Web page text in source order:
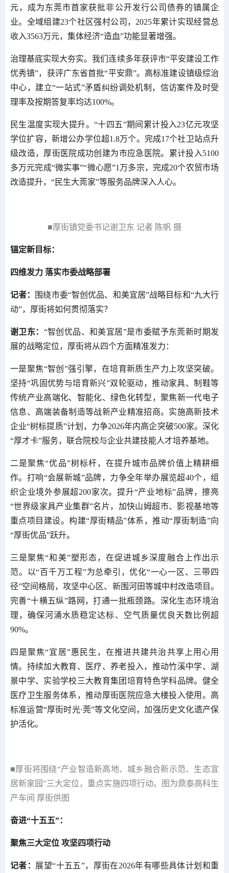
元，成为东莞市首家获批非公开发行公司债券的镇属企
业。全域组建23个社区强村公司，2025年累计实现经营总
收入3563万元，集体经济“造血”功能显著增强。
治理基底实现大夯实。我们连续多年获评市“平安建设工作
优秀镇”，获评广东省首批“平安鼎”。高标准建设镇级综治
中心，建立“一站式”矛盾纠纷调处机制，信访案件及时受
理率及按期答复率均达100%。
民生温度实现大提升。“十四五”期间累计投入23亿元攻坚
学位扩容，新增公办学位超1.8万个。完成17个社卫站点升
级改造，厚街医院成功创建为市应急医院。累计投入5100
多万元完成“微实事”“微心愿”1万多宗，完成20个农贸市场
改造提升，“民生大莞家”等服务品牌深入人心。
■厚街镇党委书记谢卫东 记者 陈帆 摄
锚定新目标：
四维发力 落实市委战略部署
记者：
围绕市委“智创优品、和美宜居”战略目标和“九大行
动”，厚街将如何贯彻落实？
谢卫东： “智创优品、和美宜居”是市委赋予东莞新时期发
展的战略定位，厚街将从四个方面精准发力：
一是聚焦“智创”强引擎，在培育新质生产力上攻坚突破。
坚持“巩固优势与培育新兴”双轮驱动，推动家具、制鞋等
传统产业高端化、智能化、绿色化转型，聚焦新一代电子
信息、高端装备制造等战新产业精准招商。实施高新技术
企业“树标提质”计划，力争2026年内高企突破500家。深化
“厚才卡”服务，联合院校与企业共建技能人才培养基地。
二是聚焦“优品”树标杆，在提升城市品牌价值上精耕细
作。打响“会展新城”品牌，力争全年举办展览超40个，组
织企业境外参展超200家次。提升“产业地标”品牌，擦亮
“世界级家具产业集群”名片，加快山姆超市、影视基地等
重点项目建设。构建“厚街精品”体系，推动“厚街制造”向
“厚街优品”跃升。
三是聚焦“和美”塑形态，在促进城乡深度融合上作出示
范。以“百千万工程”为总牵引，优化“一心一区、三带四
径”空间格局，攻坚中心区、新围河田等城中村改造项目。
完善“十横五纵”路网，打通一批瓶颈路。深化生态环境治
理，确保河涌水质稳定达标、空气质量优良天数比例超
90%。
四是聚焦“宜居”惠民生，在推进共建共治共享上用心用
情。持续加大教育、医疗、养老投入，推动竹溪中学、湖
景中学、实验学校三大教育集团培育特色学科品牌。健全
医疗卫生服务体系，推动厚街医院应急大楼投入使用。高
标准运营“厚街时光·莞”等文化空间，加强历史文化遗产保
护活化。
■厚街将围绕“产业智造新高地、城乡融合新示范、生态宜
居新家园”三大定位，重点实施四项行动。图为鼎泰高科生
产车间 厚街供图
奋进“十五五”：
聚焦三大定位 攻坚四项行动
记者： 展望“十五五”，厚街在2026年有哪些具体计划和重